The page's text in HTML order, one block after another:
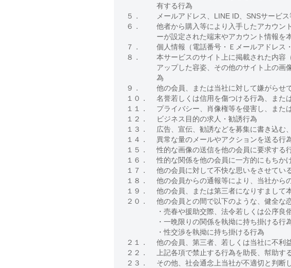
有する行為
５．
メールアドレス、LINE ID、SNSサービ
６．
他者から購入等により入手したアカウン
ーが設定された端末やアカウント情報を
７．
個人情報（電話番号・Ｅメールアドレス
８．
本サービスのサイト上に掲載された内容
アップした容姿、その他のサイト上の画
為
９．
他の会員、または当社に対して嫌がらせ
１０．
名誉若しくは信用を傷つける行為、また
１１．
プライバシー、肖像権等を侵害し、また
１２．
ビジネス目的の求人・勧誘行為
１３．
広告、宣伝、勧誘などを募集に書き込む
１４．
異常な量のメールやアクションを送る行
１５．
性的な画像の送信を他の会員に要求する
１６．
性的な関係を他の会員に一方的にもちか
１７．
他の会員に対して不快な思いをさせてい
１８．
他の会員からの通報等により、当社から
１９．
他の会員、または第三者になりすまして
２０．
他の会員との間で以下のような、健全な
・売春や援助交際、法令若しくは公序良
・一晩限りの関係を執拗に持ち掛ける行
・性交渉を執拗に持ち掛ける行為
２１．
他の会員、第三者、若しくは当社に不利
２２．
上記各項で禁止する行為を助長、幇助す
２３．
その他、社会通念上当社が不適切と判断